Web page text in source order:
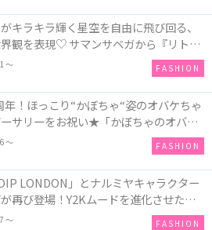
キラキラ輝く星空を自由に飛び回る、
観を表現♡ サマンサベガから『リトル
ズ』50周年アニバーサリーイヤー』を
〜 FASHION
！ほっこり“かぼちゃ“姿のオバケちゃ
サリーをお祝い★「かぼちゃのオバケ
リー」が新発売！Q-pot CAFE.では
のオバケーキプレート」も登場
〜 FASHION
LONDON」とナルミヤキャラクター
再び登場！Y2Kムードを進化させた新
ンを発売♪
〜 FASHION